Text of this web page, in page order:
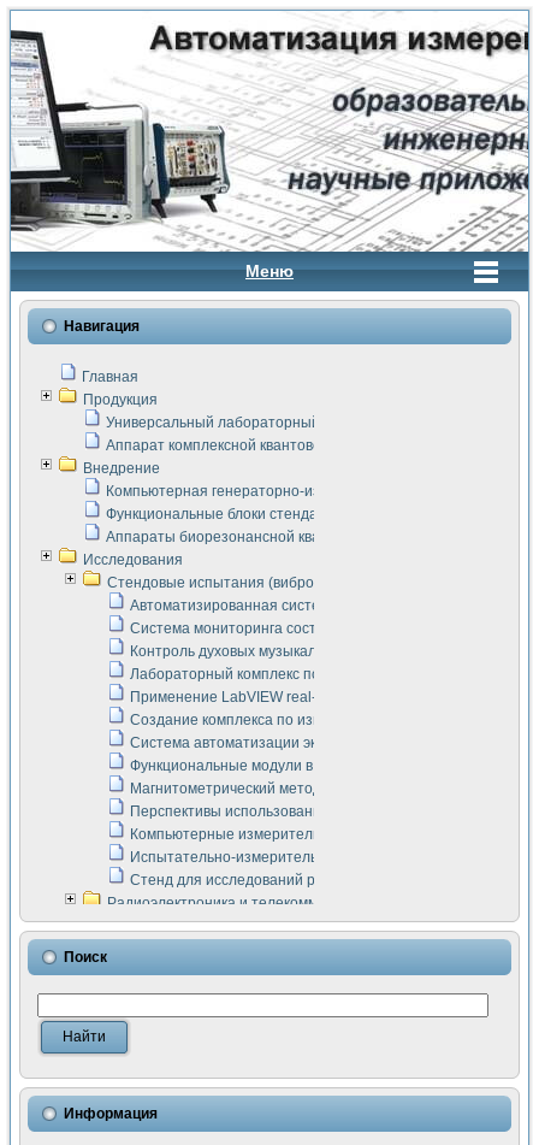
Меню
Навигация
Главная
Продукция
Универсальный лабораторный стенд "Сигнал-USB"
Аппарат комплексной квантовой терапии Интроскан
Внедрение
Компьютерная генераторно-измерительная система
Функциональные блоки стенда "Сигнал-USB"
Аппараты биорезонансной квантовой терапии серии СКАН
Исследования
Стендовые испытания (виброакустика, тензометрия и т.п.)
Автоматизированная система измерения параметров
Система мониторинга состояния тяговых
Контроль духовых музыкальных инструментов
Лабораторный комплекс по исследованию элементной
Применение LabVIEW real-time module для
Создание комплекса по измерению скорости подвижного
Система автоматизации экспериментальных
Функциональные модули в стандарте Nl SCXI для
Магнитометрический метод в дефектоскопии сварных
Перспективы использования машинного зрения в
Компьютерные измерительные системы для
Испытательно-измерительный комплекс аппаратуры для
Стенд для исследований рабочих процессов ДВС в
Радиоэлектроника и телекоммуникации
LabVIEW в расчетах радиолиний систем передачи данных
Аппаратно-программный комплекс для исследования
Виртуальный лабораторный стенд для исследования
Измерение шумовых параметров операционных
Измерительный преобразователь на основе цифровой
Использование NI LabVIEW для математического
Исследовние возможности создания измерителя ВАХ
Математическое моделирование генератора сигналов -
Поиск
Информация